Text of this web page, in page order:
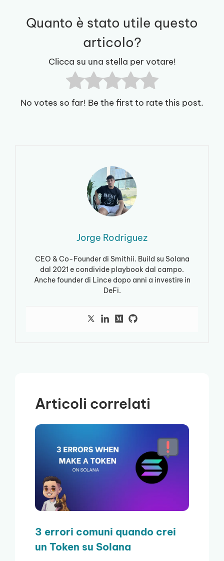
Quanto è stato utile questo
articolo?
Clicca su una stella per votare!
No votes so far! Be the first to rate this post.
Jorge Rodriguez
CEO & Co-Founder di Smithii. Build su Solana
dal 2021 e condivide playbook dal campo.
Anche founder di Lince dopo anni a investire in
DeFi.
Articoli correlati
3 errori comuni quando crei
un Token su Solana